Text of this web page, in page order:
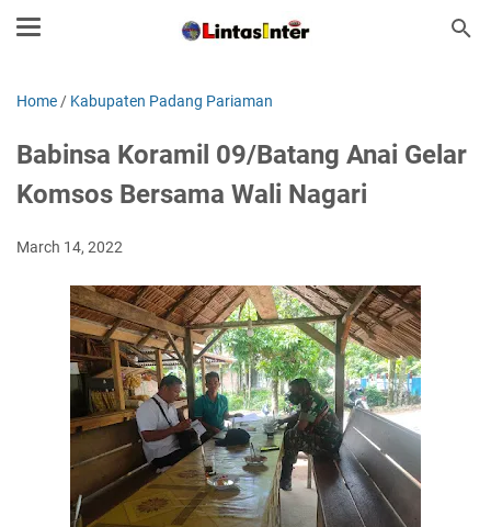
Home / Kabupaten Padang Pariaman
Babinsa Koramil 09/Batang Anai Gelar
Komsos Bersama Wali Nagari
March 14, 2022